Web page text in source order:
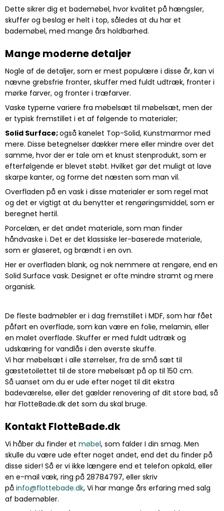
Dette sikrer dig et bademøbel, hvor kvalitet på hængsler,
skuffer og beslag er helt i top, således at du har et
bademøbel, med mange års holdbarhed.
Mange moderne detaljer
Nogle af de detaljer, som er mest populære i disse år, kan vi
nævne grebsfrie fronter, skuffer med fuldt udtræk, fronter i
mørke farver, og fronter i træfarver.
Vaske typerne variere fra møbelsæt til møbelsæt, men der
er typisk fremstillet i et af følgende to materialer;
Solid Surface;også kanelet Top-Solid, Kunstmarmor med
mere. Disse betegnelser dækker mere eller mindre over det
samme, hvor der er tale om et knust stenprodukt, som er
efterfølgende er blevet støbt. Hvilket gør det muligt at lave
skarpe kanter, og forme det næsten som man vil.
Overfladen på en vask i disse materialer er som regel mat
og det er vigtigt at du benytter et rengøringsmiddel, som er
beregnet hertil.
Porcelæn, er det andet materiale, som man finder
håndvaske i. Det er det klassiske ler-baserede materiale,
som er glaseret, og brændt i en ovn.
Her er overfladen blank, og nok nemmere at rengøre, end en
Solid Surface vask. Designet er ofte mindre stramt og mere
organisk.
De fleste badmøbler er i dag fremstillet i MDF, som har fået
påført en overflade, som kan være en folie, melamin, eller
en malet overflade. Skuffer er med fuldt udtræk og
udskæring for vandlås i den øverste skuffe.
Vi har møbelsæt i alle størrelser, fra de små sæt til
gæstetoilettet til de store møbelsæt på op til 150 cm.
Så uanset om du er ude efter noget til dit ekstra
badeværelse, eller det gælder renovering af dit store bad, så
har FlotteBade.dk det som du skal bruge.
Kontakt FlotteBade.dk
Vi håber du finder et møbel, som falder I din smag. Men
skulle du være ude efter noget andet, end det du finder på
disse sider! Så er vi ikke længere end et telefon opkald, eller
en e-mail væk, ring på 28784797, eller skriv
på info@flottebade.dk, Vi har mange års erfaring med salg
af bademøbler.